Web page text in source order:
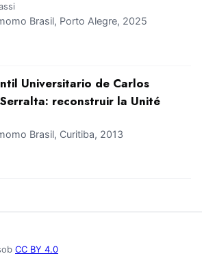
Brasil, Porto Alegre, 2025
Universitario de Carlos
reconstruir la Unité
Brasil, Curitiba, 2013
CC BY 4.0